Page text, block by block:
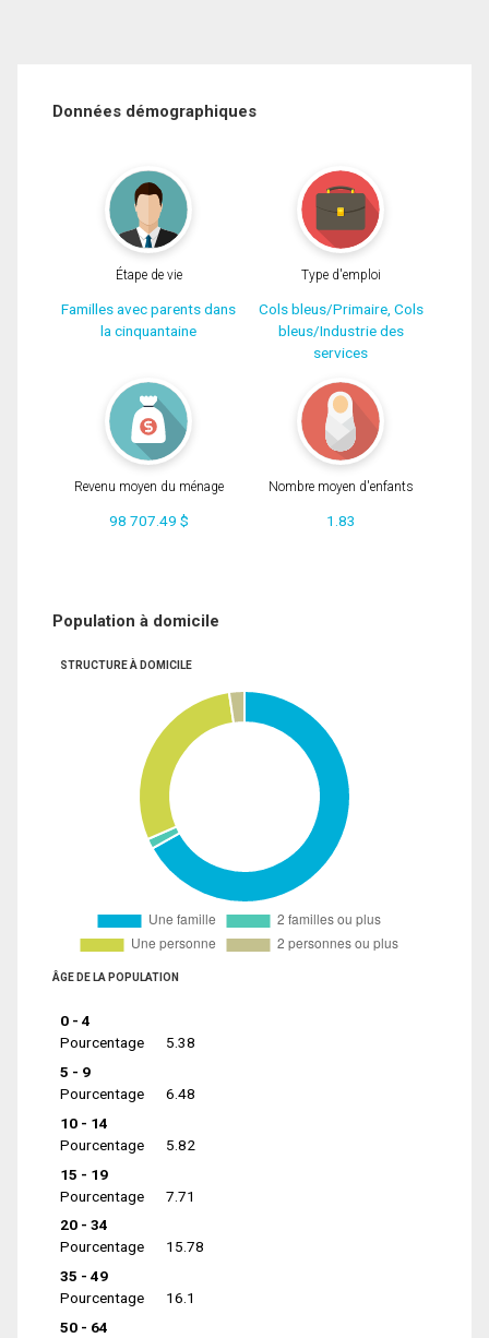
Données démographiques
Étape de vie
Familles avec parents dans
la cinquantaine
Type d'emploi
Cols bleus/Primaire, Cols
bleus/Industrie des
services
Revenu moyen du ménage
98 707.49 $
Nombre moyen d'enfants
1.83
Population à domicile
STRUCTURE À DOMICILE
ÂGE DE LA POPULATION
0 - 4
Pourcentage
5.38
5 - 9
Pourcentage
6.48
10 - 14
Pourcentage
5.82
15 - 19
Pourcentage
7.71
20 - 34
Pourcentage
15.78
35 - 49
Pourcentage
16.1
50 - 64